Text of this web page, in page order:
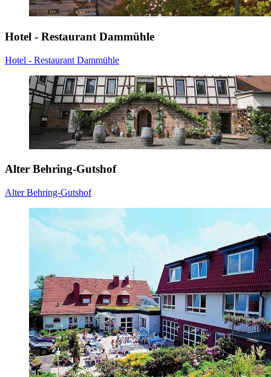
Hotel - Restaurant Dammühle
Hotel - Restaurant Dammühle
Alter Behring-Gutshof
Alter Behring-Gutshof